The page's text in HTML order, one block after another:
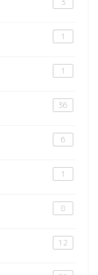
1
1
36
6
1
8
12